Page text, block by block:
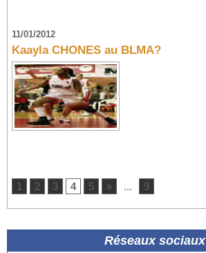
Réseaux sociaux
11/01/2012
Kaayla CHONES au BLMA?
1 2 3 4 5 » ... 9